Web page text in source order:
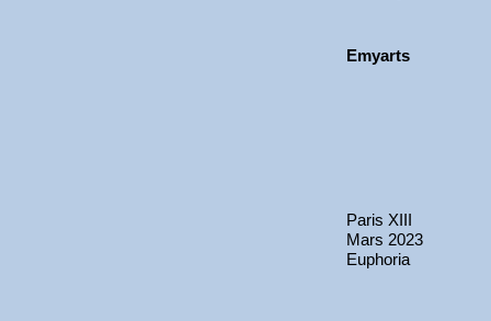
Emyarts
Paris XIII
Mars 2023
Euphoria